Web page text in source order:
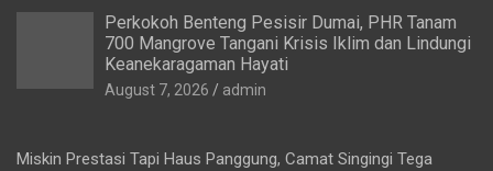
Perkokoh Benteng Pesisir Dumai, PHR Tanam
700 Mangrove Tangani Krisis Iklim dan Lindungi
Keanekaragaman Hayati
August 7, 2026 admin
Miskin Prestasi Tapi Haus Panggung, Camat Singingi Tega